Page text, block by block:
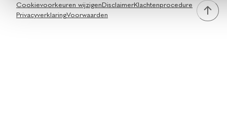
Cookievoorkeuren wijzigen DisclaimerKlachtenprocedure
PrivacyverklaringVoorwaarden